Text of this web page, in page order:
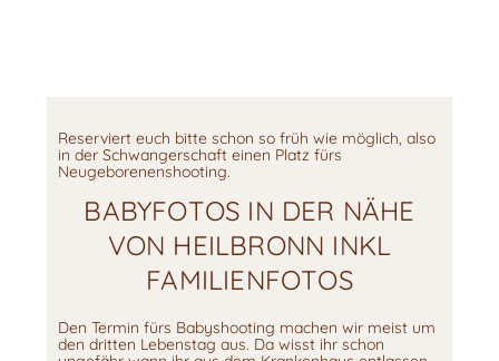
Reserviert euch bitte schon so früh wie möglich, also
in der Schwangerschaft einen Platz fürs
Neugeborenenshooting.
BABYFOTOS IN DER NÄHE
VON HEILBRONN INKL
FAMILIENFOTOS
Den Termin fürs Babyshooting machen wir meist um
den dritten Lebenstag aus. Da wisst ihr schon